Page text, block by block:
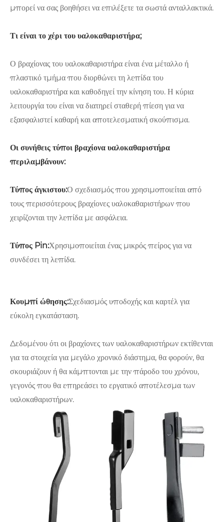
μπορεί να σας βοηθήσει να επιλέξετε τα σωστά ανταλλακτικά.
Τι είναι το χέρι του υαλοκαθαριστήρα;
Ο βραχίονας του υαλοκαθαριστήρα είναι ένα μέταλλο ή
πλαστικό τμήμα που διορθώνει τη λεπίδα του
υαλοκαθαριστήρα και καθοδηγεί την κίνηση του. Η κύρια
λειτουργία του είναι να διατηρεί σταθερή πίεση για να
εξασφαλιστεί καθαρή και αποτελεσματική σκούπισμα.
Οι συνήθεις τύποι βραχίονα υαλοκαθαριστήρα
περιλαμβάνουν:
Τύπος άγκιστου:Ο σχεδιασμός που χρησιμοποιείται από
τους περισσότερους βραχίονες υαλοκαθαριστήρων που
χειρίζονται την λεπίδα με ασφάλεια.
Τύπος Pin:Χρησιμοποιείται ένας μικρός πείρος για να
συνδέσει τη λεπίδα.
Κουμπί ώθησης:Σχεδιασμός υποδοχής και καρτέλ για
εύκολη εγκατάσταση.
Δεδομένου ότι οι βραχίονες των υαλοκαθαριστήρων εκτίθενται
για τα στοιχεία για μεγάλο χρονικό διάστημα, θα φορούν, θα
σκουριάζουν ή θα κάμπτονται με την πάροδο του χρόνου,
γεγονός που θα επηρεάσει το εργατικό αποτέλεσμα των
υαλοκαθαριστήρων.